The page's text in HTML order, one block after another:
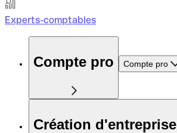
Experts-comptables
Compte pro Compte pro
Création d'entreprise